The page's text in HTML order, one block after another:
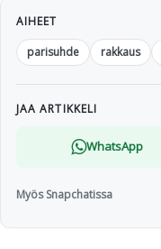
AIHEET
parisuhde
rakkaus
JAA ARTIKKELI
WhatsApp
Myös Snapchatissa